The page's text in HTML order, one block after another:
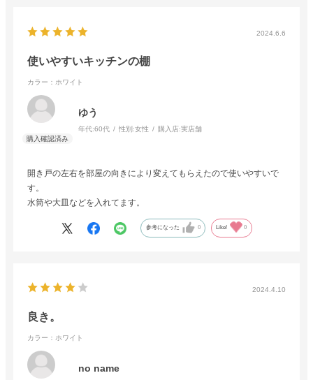
2024.6.6
使いやすいキッチンの棚
カラー：ホワイト
ゆう
年代:60代 性別:女性 購入店:実店舗
開き戸の左右を部屋の向きにより変えてもらえたので使いやすいで
す。
水筒や大皿などを入れてます。
参考になった 0 Like! 0
2024.4.10
良き。
カラー：ホワイト
no name